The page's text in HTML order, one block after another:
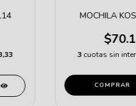
MOCHILA
3cuotas sin
COMPRAR